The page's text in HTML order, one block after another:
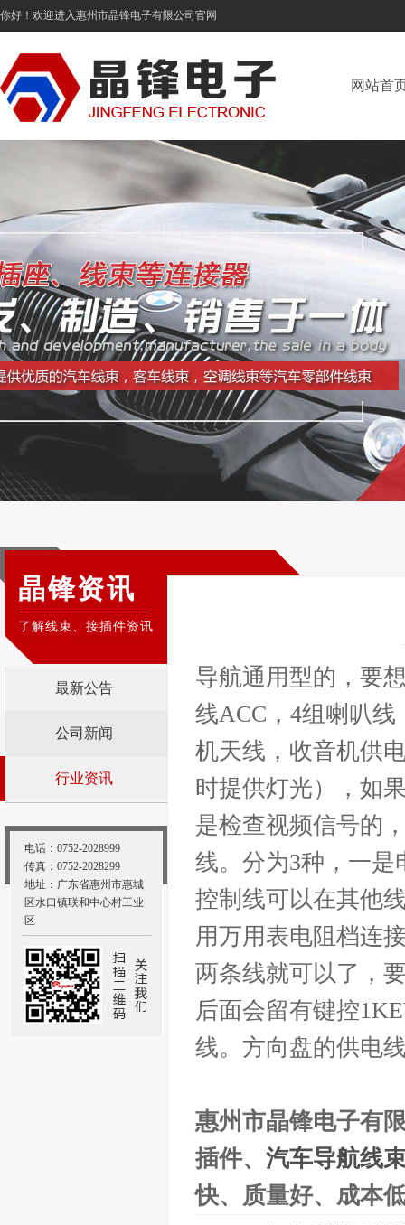
你好！欢迎进入惠州市晶锋电子有限公司官网
网站首
晶锋资讯
了解线束、接插件资讯
最新公告
公司新闻
行业资讯
电话：0752-2028999
传真：0752-2028299
地址：广东省惠州市惠城
区水口镇联和中心村工业
区
导航通用型的，要
线ACC，4组喇叭
机天线，收音机供
时提供灯光），如
是检查视频信号的
线。分为3种，一
控制线可以在其他
用万用表电阻档连
两条线就可以了，
后面会留有键控
线。方向盘的供电
惠州市晶锋电子有
插件、 汽车导航线
快、质量好、成本